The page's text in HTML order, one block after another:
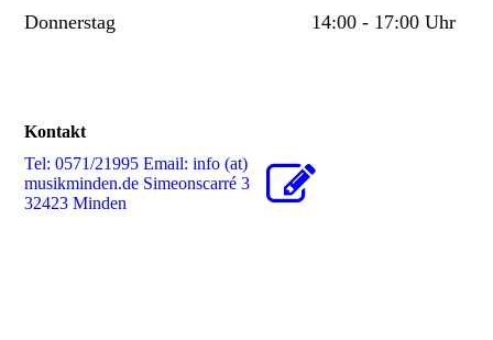
Donnerstag
14:00 - 17:00 Uhr
Kontakt
Tel: 0571/21995 Email: info (at)
musikminden.de Simeonscarré 3
32423 Minden